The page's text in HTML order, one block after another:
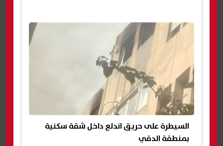
السيطرة على حريق اندلع داخل شقة سكنية
بمنطقة الدقي